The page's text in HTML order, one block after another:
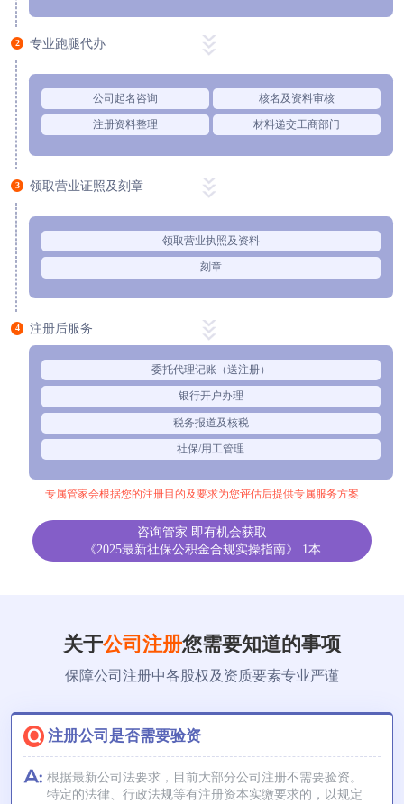
2 专业跑腿代办
公司起名咨询 核名及资料审核
注册资料整理 材料递交工商部门
3 领取营业证照及刻章
领取营业执照及资料
刻章
4 注册后服务
委托代理记账（送注册）
银行开户办理
税务报道及核税
社保/用工管理
专属管家会根据您的注册目的及要求为您评估后提供专属服务方案
咨询管家 即有机会获取
《2025最新社保公积金合规实操指南》 1本
关于公司注册您需要知道的事项
保障公司注册中各股权及资质要素专业严谨
注册公司是否需要验资
根据最新公司法要求，目前大部分公司注册不需要验资。
特定的法律、行政法规等有注册资本实缴要求的，以规定